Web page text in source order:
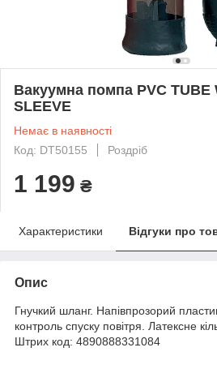
Вакуумна помпа PVC TUBE
SLEEVE
Немає в наявності
Код: DT50155
Роздріб
1 199 ₴
Характеристики Відгуки про
Опис
Гнучкий шланг. Напівпрозорий
контроль спуску повітря. Латексне
Штрих код: 4890888331084